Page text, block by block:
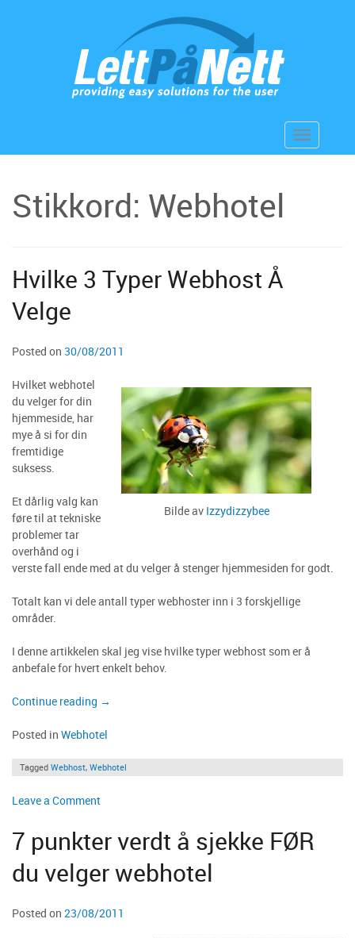
Toggle
navigation
Stikkord: Webhotel
Hvilke 3 Typer Webhost Å
Velge
Posted on 30/08/2011
Bilde av Izzydizzybee
Hvilket webhotel
du velger for din
hjemmeside, har
mye å si for din
fremtidige
suksess.
Et dårlig valg kan
føre til at tekniske
problemer tar
overhånd og i
verste fall ende med at du velger å stenger hjemmesiden for godt.
Totalt kan vi dele antall typer webhoster inn i 3 forskjellige
områder.
I denne artikkelen skal jeg vise hvilke typer webhost som er å
anbefale for hvert enkelt behov.
Continue reading «Hvilke
Typer
Å
→
Posted in Webhotel
Tagged Webhost, Webhotel
Leave a Commenton
Typer
Webhost
Å
7 punkter verdt å sjekke FØR
du velger webhotel
Posted on 23/08/2011